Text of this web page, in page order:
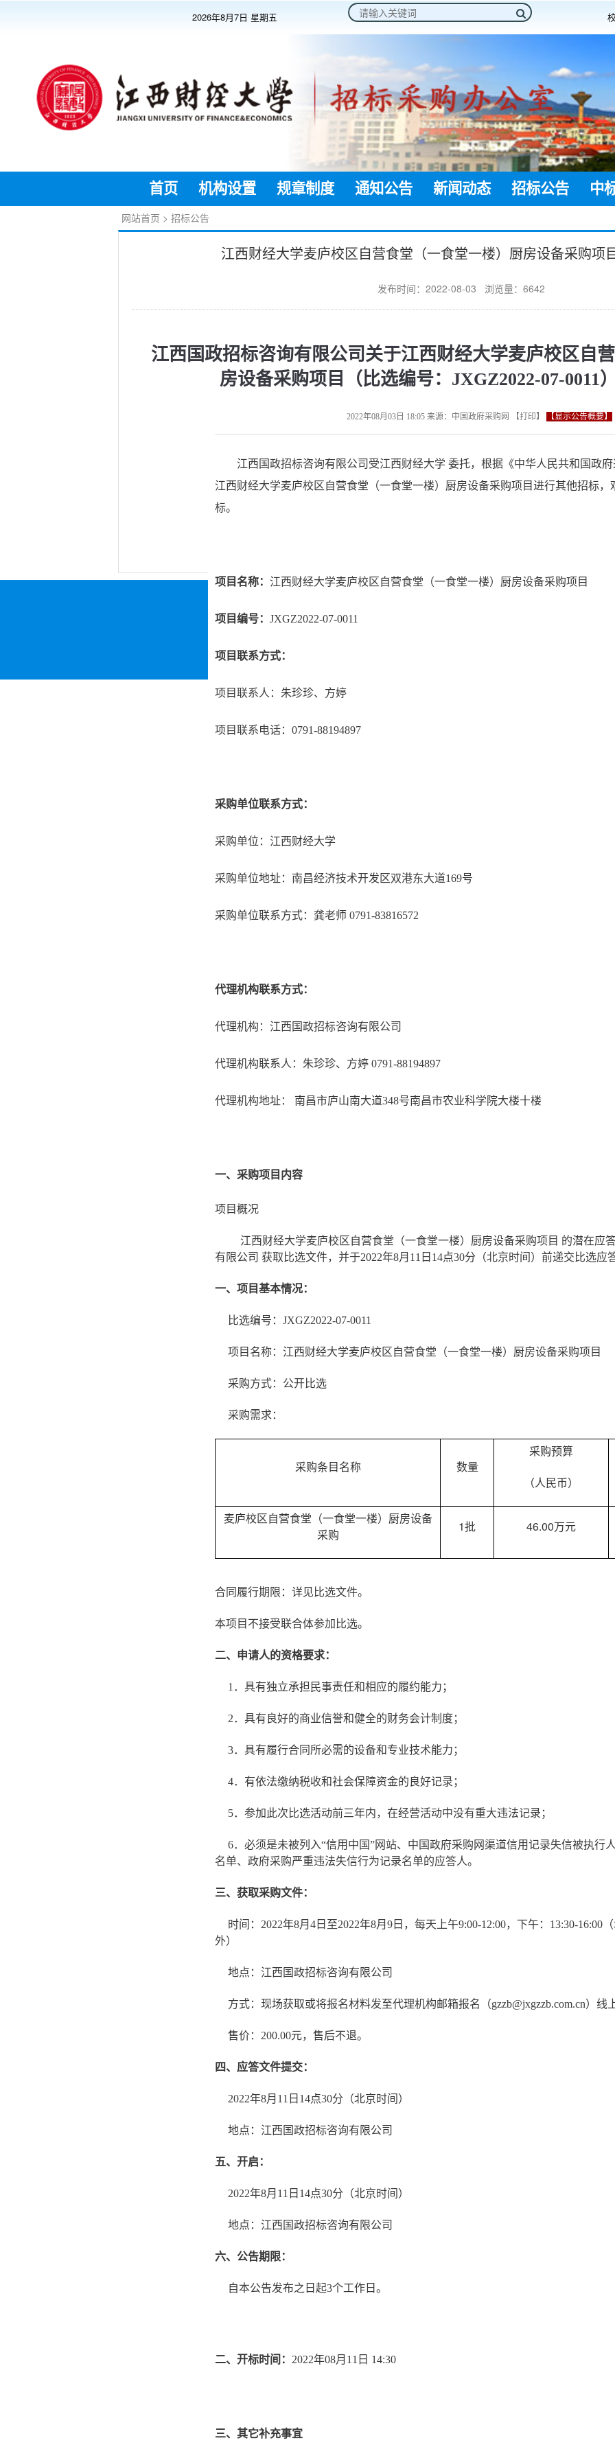
2026年8月7日 星期五
首页 机构设置 规章制度 通知公告 新闻动态 招标公告 中
网站首页 > 招标公告
江西财经大学麦庐校区自营食堂（一食堂一楼）厨房设备采购项
发布时间：2022-08-03 浏览量：6642
江西国政招标咨询有限公司关于江西财经大学麦庐校区自
房设备采购项目（比选编号：JXGZ2022-07-0011
2022年08月03日 18:05 来源： 中国政府采购网 【打印】 【显示公告概要】
江西国政招标咨询有限公司受江西财经大学 委托，根据《中华人民共和国政府
江西财经大学麦庐校区自营食堂（一食堂一楼）厨房设备采购项目进行其他招标，
标。
项目名称： 江西财经大学麦庐校区自营食堂（一食堂一楼）厨房设备采购项目
项目编号： JXGZ2022-07-0011
项目联系方式：
项目联系人：朱珍珍、方婷
项目联系电话：0791-88194897
采购单位联系方式：
采购单位：江西财经大学
采购单位地址：南昌经济技术开发区双港东大道169号
采购单位联系方式：龚老师 0791-83816572
代理机构联系方式：
代理机构：江西国政招标咨询有限公司
代理机构联系人：朱珍珍、方婷 0791-88194897
代理机构地址： 南昌市庐山南大道348号南昌市农业科学院大楼十楼
一、采购项目内容
项目概况
江西财经大学麦庐校区自营食堂（一食堂一楼）厨房设备采购项目 的潜在应
有限公司 获取比选文件，并于2022年8月11日14点30分（北京时间）前递交比选应
一、项目基本情况：
比选编号：JXGZ2022-07-0011
项目名称：江西财经大学麦庐校区自营食堂（一食堂一楼）厨房设备采购项目
采购方式：公开比选
采购需求：
采购条目名称 数量
采购预算
（人民币）
麦庐校区自营食堂（一食堂一楼）厨房设备
采购
1批 46.00万元
合同履行期限：详见比选文件。
本项目不接受联合体参加比选。
二、申请人的资格要求：
1．具有独立承担民事责任和相应的履约能力；
2．具有良好的商业信誉和健全的财务会计制度；
3．具有履行合同所必需的设备和专业技术能力；
4．有依法缴纳税收和社会保障资金的良好记录；
5．参加此次比选活动前三年内，在经营活动中没有重大违法记录；
6．必须是未被列入“信用中国”网站、中国政府采购网渠道信用记录失信被执行
名单、政府采购严重违法失信行为记录名单的应答人。
三、获取采购文件：
时间：2022年8月4日至2022年8月9日，每天上午9:00-12:00，下午：13:30-16:00
外）
地点：江西国政招标咨询有限公司
方式： 现场获取或将报名材料发至代理机构邮箱报名（gzzb@jxgzzb.com.cn） 线
售价：200.00元，售后不退。
四、应答文件提交：
2022年8月11日14点30分（北京时间）
地点：江西国政招标咨询有限公司
五、开启：
2022年8月11日14点30分（北京时间）
地点：江西国政招标咨询有限公司
六、公告期限：
自本公告发布之日起3个工作日。
二、开标时间： 2022年08月11日 14:30
三、其它补充事宜